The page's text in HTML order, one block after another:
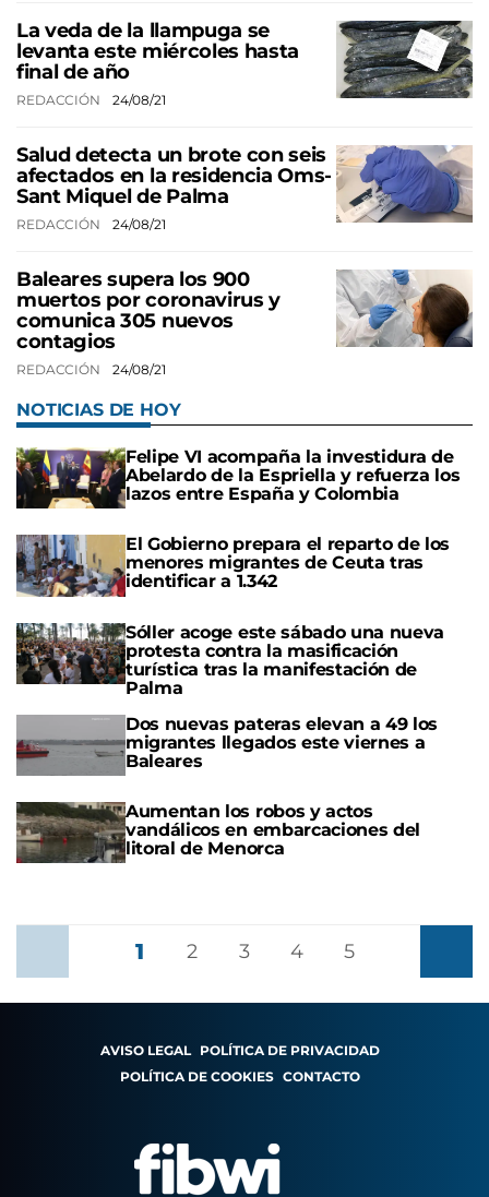
La veda de la llampuga se
levanta este miércoles hasta
final de año
REDACCIÓN 24/08/21
Salud detecta un brote con seis
afectados en la residencia Oms-
Sant Miquel de Palma
REDACCIÓN 24/08/21
Baleares supera los 900
muertos por coronavirus y
comunica 305 nuevos
contagios
REDACCIÓN 24/08/21
NOTICIAS DE HOY
Felipe VI acompaña la investidura de
Abelardo de la Espriella y refuerza los
lazos entre España y Colombia
El Gobierno prepara el reparto de los
menores migrantes de Ceuta tras
identificar a 1.342
Sóller acoge este sábado una nueva
protesta contra la masificación
turística tras la manifestación de
Palma
Dos nuevas pateras elevan a 49 los
migrantes llegados este viernes a
Baleares
Aumentan los robos y actos
vandálicos en embarcaciones del
litoral de Menorca
1 2 3 4 5
AVISO LEGAL POLÍTICA DE PRIVACIDAD
POLÍTICA DE COOKIES CONTACTO